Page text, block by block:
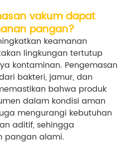
vakum dapat
pangan?
keamanan
lingkungan tertutup
kontaminan. Pengemasan
bakteri, jamur, dan
bahwa produk
dalam kondisi aman
mengurangi kebutuhan
aditif, sehingga
pangan alami.